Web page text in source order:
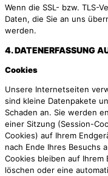
Wenn die SSL- bzw. TLS-
Daten, die Sie an uns
werden.
4. DATENERFASSUNG
Cookies
Unsere Internetseiten
sind kleine Datenpakete
Schaden an. Sie werden
einer Sitzung (Session-
Cookies) auf Ihrem
nach Ende Ihres Besuchs
Cookies bleiben auf
löschen oder eine